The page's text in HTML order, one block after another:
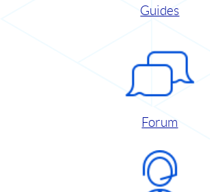
Guides
Forum